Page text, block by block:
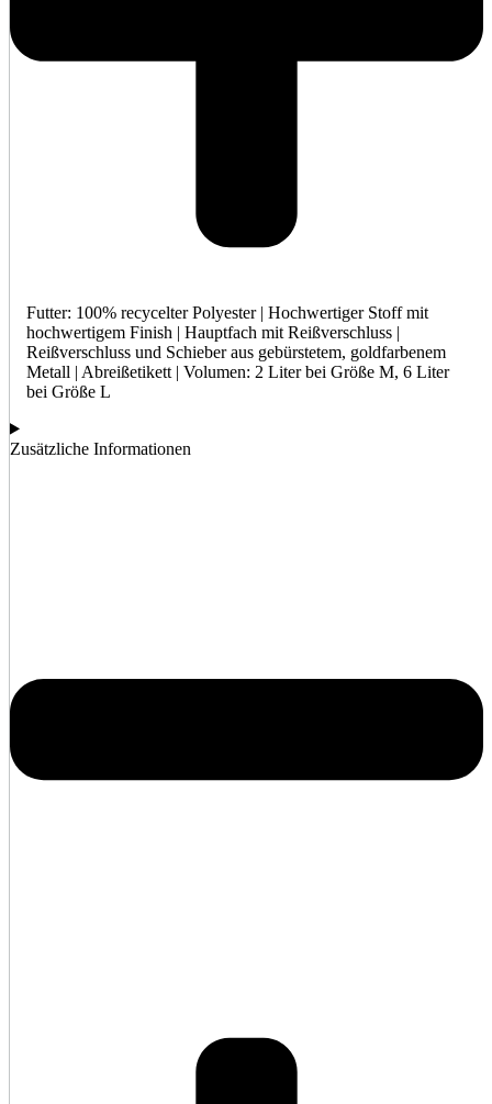
Futter: 100% recycelter Polyester | Hochwertiger Stoff mit
hochwertigem Finish | Hauptfach mit Reißverschluss |
Reißverschluss und Schieber aus gebürstetem, goldfarbenem
Metall | Abreißetikett | Volumen: 2 Liter bei Größe M, 6 Liter
bei Größe L
Zusätzliche Informationen